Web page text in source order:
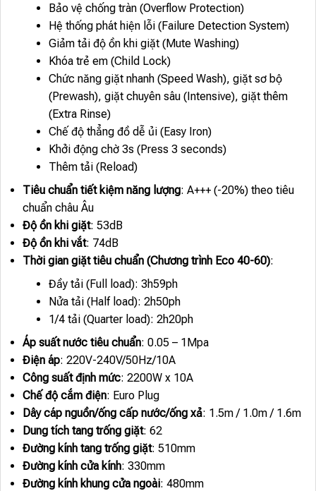
Bảo vệ chống tràn (Overflow Protection)
Hệ thống phát hiện lỗi (Failure Detection System)
Giảm tải độ ồn khi giặt (Mute Washing)
Khóa trẻ em (Child Lock)
Chức năng giặt nhanh (Speed Wash), giặt sơ bộ
(Prewash), giặt chuyên sâu (Intensive), giặt thêm
(Extra Rinse)
Chế độ thẳng đồ dễ ủi (Easy Iron)
Khởi động chờ 3s (Press 3 seconds)
Thêm tải (Reload)
Tiêu chuẩn tiết kiệm năng lượng: A+++ (-20%) theo tiêu
chuẩn châu Âu
Độ ồn khi giặt: 53dB
Độ ồn khi vắt: 74dB
Thời gian giặt tiêu chuẩn (Chương trình Eco 40-60):
Đầy tải (Full load): 3h59ph
Nửa tải (Half load): 2h50ph
1/4 tải (Quarter load): 2h20ph
Áp suất nước tiêu chuẩn: 0.05 – 1Mpa
Điện áp: 220V-240V/50Hz/10A
Công suất định mức: 2200W x 10A
Chế độ cắm điện: Euro Plug
Dây cáp nguồn/ống cấp nước/ống xả: 1.5m / 1.0m / 1.6m
Dung tích tang trống giặt: 62
Đường kính tang trống giặt: 510mm
Đường kính cửa kính: 330mm
Đường kính khung cửa ngoài: 480mm